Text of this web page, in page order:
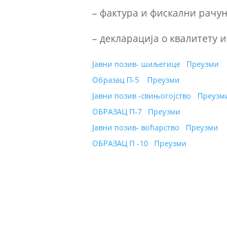
– фактура и фискални
– декларација о квалитету
Јавни позив- шиљегице
Преузми
Образац П-5
Преузми
Јавни позив -свињогојство
ОБРАЗАЦ П-7
Преузми
Јавни позив- воћарство
Преузми
ОБРАЗАЦ П -10
Преузми